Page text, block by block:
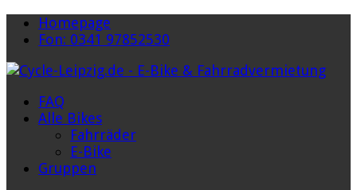
Homepage
Fon: 0341 97852530
FAQ
Alle Bikes
Fahrräder
E-Bike
Gruppen